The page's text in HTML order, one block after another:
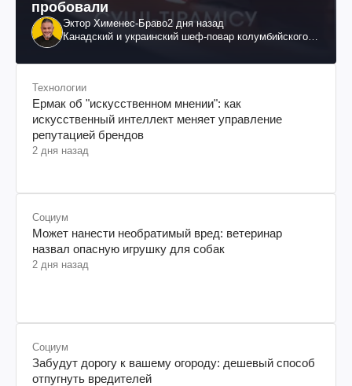
пробовали
Эктор Хименес-Браво2 дня назад
Канадский и украинский шеф-повар колумбийского
Технологии
Ермак об "искусственном мнении": как
искусственный интеллект меняет управление
репутацией брендов
2 дня назад
Социум
Может нанести необратимый вред: ветеринар
назвал опасную игрушку для собак
2 дня назад
Социум
Забудут дорогу к вашему огороду: дешевый способ
отпугнуть вредителей